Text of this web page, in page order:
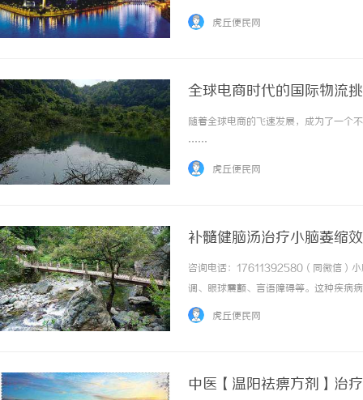
虎丘便民网
全球电商时代的国际物流
随着全球电商的飞速发展，成为了一个
……
虎丘便民网
补髓健脑汤治疗小脑萎缩
咨询电话：17611392580（同微信）
调、眼球震颤、言语障碍等。这种疾病
独特的优势，通过辨证论治，一人一方
虎丘便民网
中医【温阳祛痹方剂】治